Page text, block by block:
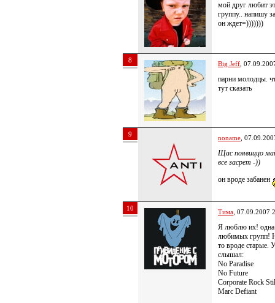
мой друг любит
группу.. напишу
он ждет=)))))))
8 Big Jeff ,
парни молодцы.
тут сказать
9 noname ,
Щас появиццо
все засрет -))
он вроде забанен
10 Тима , 07.09.2007
Я люблю их! одна
любимых групп!
то вроде старые.
слышал:
No Paradise
No Future
Corporate Rock
Marc Defiant